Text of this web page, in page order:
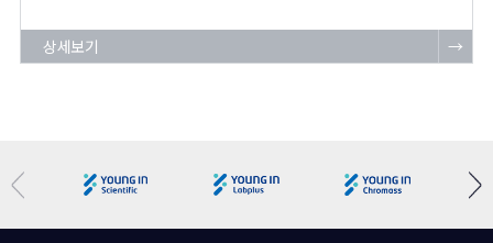
상세보기 →